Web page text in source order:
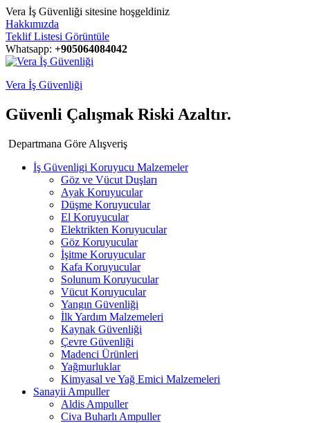
Vera İş Güvenliği sitesine hoşgeldiniz
Hakkımızda
Teklif Listesi Görüntüle
Whatsapp: +905064084042
Vera İş Güvenliği
Güvenli Çalışmak Riski Azaltır.
Departmana Göre Alışveriş
İş Güvenligi Koruyucu Malzemeler
Göz ve Vücut Duşları
Ayak Koruyucular
Düşme Koruyucular
El Koruyucular
Elektrikten Koruyucular
Göz Koruyucular
İşitme Koruyucular
Kafa Koruyucular
Solunum Koruyucular
Vücut Koruyucular
Yangın Güvenliği
İlk Yardım Malzemeleri
Kaynak Güvenliği
Çevre Güvenliği
Madenci Ürünleri
Yağmurluklar
Kimyasal ve Yağ Emici Malzemeleri
Sanayii Ampuller
Aldis Ampuller
Civa Buharlı Ampuller